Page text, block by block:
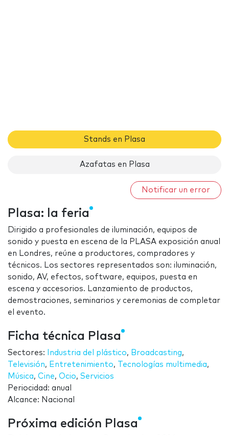
Stands en Plasa
Azafatas en Plasa
Notificar un error
Plasa: la feria
Dirigido a profesionales de iluminación, equipos de
sonido y puesta en escena de la PLASA exposición anual
en Londres, reúne a productores, compradores y
técnicos. Los sectores representados son: iluminación,
sonido, AV, efectos, software, equipos, puesta en
escena y accesorios. Lanzamiento de productos,
demostraciones, seminarios y ceremonias de completar
el evento.
Ficha técnica Plasa
Sectores: Industria del plástico, Broadcasting,
Televisión, Entretenimiento, Tecnologías multimedia,
Música, Cine, Ocio, Servicios
Periocidad: anual
Alcance: Nacional
Próxima edición Plasa